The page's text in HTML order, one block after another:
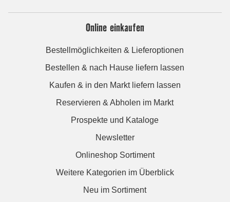
Online einkaufen
Bestellmöglichkeiten & Lieferoptionen
Bestellen & nach Hause liefern lassen
Kaufen & in den Markt liefern lassen
Reservieren & Abholen im Markt
Prospekte und Kataloge
Newsletter
Onlineshop Sortiment
Weitere Kategorien im Überblick
Neu im Sortiment